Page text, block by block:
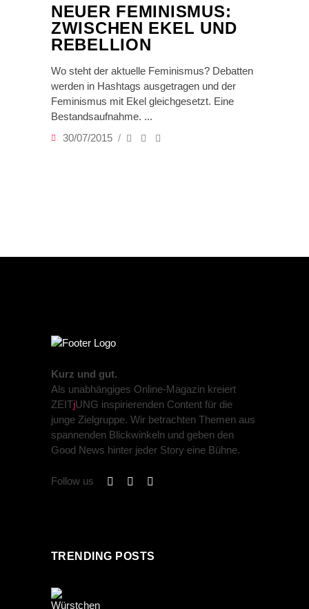
NEUER FEMINISMUS:
ZWISCHEN EKEL UND
REBELLION
Wo steht der aktuelle Feminismus? Debatten
werden in Hashtags ausgetragen und der
Feminismus mit Ekel gleichgesetzt. Eine
Bestandsaufnahme.
30/07/2015
Kurz und gut.
Als unabhängiges Online-Magazin kreiert
ZEITjUNG inspirierenden Content für die
junge Zielgruppe. Wir betrachten Themen aus
spannenden Blickwinkeln und geben den
Good News hinter jeder Story eine Bühne.
Follow us
TRENDING POSTS